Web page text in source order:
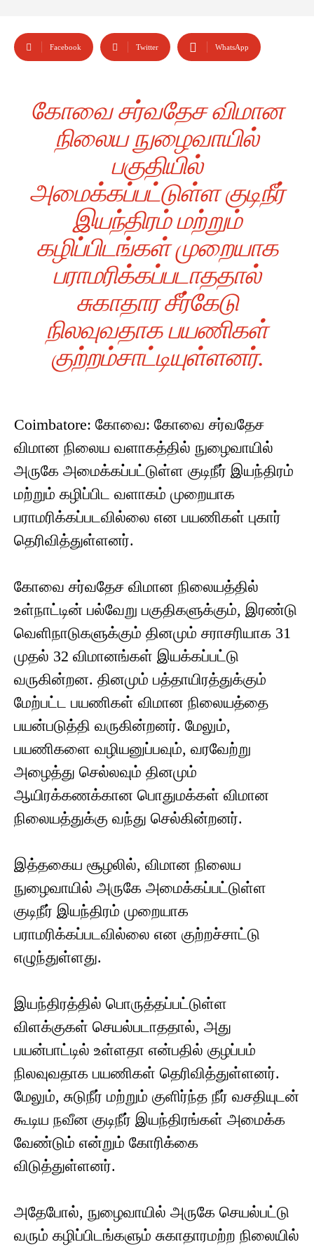
Facebook Twitter WhatsApp
கோவை சர்வதேச விமான
நிலைய நுழைவாயில்
பகுதியில்
அமைக்கப்பட்டுள்ள குடிநீர்
இயந்திரம் மற்றும்
கழிப்பிடங்கள் முறையாக
பராமரிக்கப்படாததால்
சுகாதார சீர்கேடு
நிலவுவதாக பயணிகள்
குற்றம்சாட்டியுள்ளனர்.
Coimbatore: கோவை: கோவை சர்வதேச
விமான நிலைய வளாகத்தில் நுழைவாயில்
அருகே அமைக்கப்பட்டுள்ள குடிநீர் இயந்திரம்
மற்றும் கழிப்பிட வளாகம் முறையாக
பராமரிக்கப்படவில்லை என பயணிகள் புகார்
தெரிவித்துள்ளனர்.
கோவை சர்வதேச விமான நிலையத்தில்
உள்நாட்டின் பல்வேறு பகுதிகளுக்கும், இரண்டு
வெளிநாடுகளுக்கும் தினமும் சராசரியாக 31
முதல் 32 விமானங்கள் இயக்கப்பட்டு
வருகின்றன. தினமும் பத்தாயிரத்துக்கும்
மேற்பட்ட பயணிகள் விமான நிலையத்தை
பயன்படுத்தி வருகின்றனர். மேலும்,
பயணிகளை வழியனுப்பவும், வரவேற்று
அழைத்து செல்லவும் தினமும்
ஆயிரக்கணக்கான பொதுமக்கள் விமான
நிலையத்துக்கு வந்து செல்கின்றனர்.
இத்தகைய சூழலில், விமான நிலைய
நுழைவாயில் அருகே அமைக்கப்பட்டுள்ள
குடிநீர் இயந்திரம் முறையாக
பராமரிக்கப்படவில்லை என குற்றச்சாட்டு
எழுந்துள்ளது.
இயந்திரத்தில் பொருத்தப்பட்டுள்ள
விளக்குகள் செயல்படாததால், அது
பயன்பாட்டில் உள்ளதா என்பதில் குழப்பம்
நிலவுவதாக பயணிகள் தெரிவித்துள்ளனர்.
மேலும், சுடுநீர் மற்றும் குளிர்ந்த நீர் வசதியுடன்
கூடிய நவீன குடிநீர் இயந்திரங்கள் அமைக்க
வேண்டும் என்றும் கோரிக்கை
விடுத்துள்ளனர்.
அதேபோல், நுழைவாயில் அருகே செயல்பட்டு
வரும் கழிப்பிடங்களும் சுகாதாரமற்ற நிலையில்